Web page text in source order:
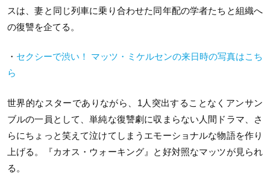
スは、妻と同じ列車に乗り合わせた同年配の学者たちと組織へ
の復讐を企てる。
・ セクシーで渋い！ マッツ・ミケルセンの来日時の写真はこち
ら
世界的なスターでありながら、1人突出することなくアンサン
ブルの一員として、単純な復讐劇に収まらない人間ドラマ、さ
らにちょっと笑えて泣けてしまうエモーショナルな物語を作り
上げる。『カオス・ウォーキング』と好対照なマッツが見られ
る。